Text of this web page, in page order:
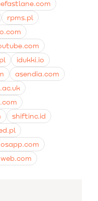
rpms.pl
idukki.io
asendia.com
shiftinc.id